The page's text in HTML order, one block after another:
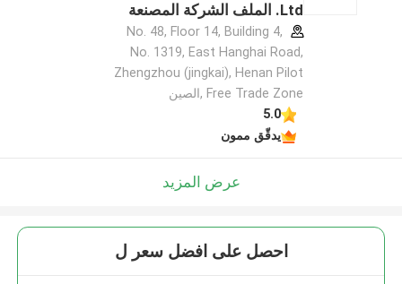
Ltd. الملف الشركة المصنعة
No. 48, Floor 14, Building 4,
No. 1319, East Hanghai Road,
Zhengzhou (jingkai), Henan Pilot
Free Trade Zone ,الصين
5.0
يدقّق ممون
عرض المزيد
احصل على افضل سعر ل